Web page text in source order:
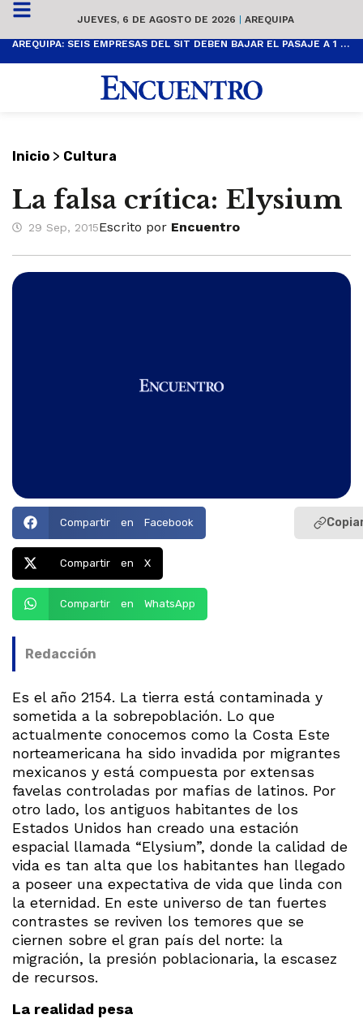
JUEVES, 6 DE AGOSTO DE 2026 | AREQUIPA
AREQUIPA: SEIS EMPRESAS DEL SIT DEBEN BAJAR EL PASAJE A 1 SOL
Inicio > Cultura
La falsa crítica: Elysium
29 Sep, 2015Escrito por Encuentro
Compartir en Facebook
Compartir en X
Compartir en WhatsApp
Redacción
Es el año 2154. La tierra está contaminada y
sometida a la sobrepoblación. Lo que
actualmente conocemos como la Costa Este
norteamericana ha sido invadida por migrantes
mexicanos y está compuesta por extensas
favelas controladas por mafias de latinos. Por
otro lado, los antiguos habitantes de los
Estados Unidos han creado una estación
espacial llamada “Elysium”, donde la calidad de
vida es tan alta que los habitantes han llegado
a poseer una expectativa de vida que linda con
la eternidad. En este universo de tan fuertes
contrastes se reviven los temores que se
ciernen sobre el gran país del norte: la
migración, la presión poblacionaria, la escasez
de recursos.
La realidad pesa